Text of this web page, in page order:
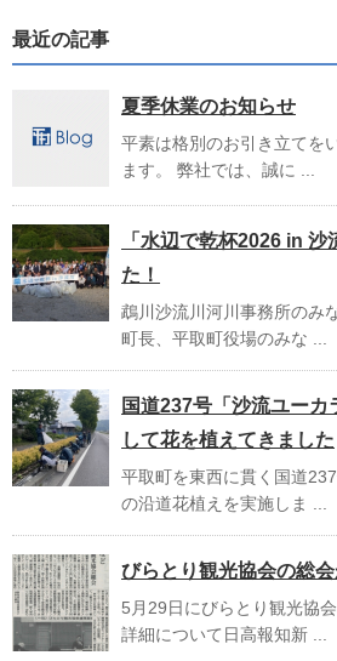
最近の記事
夏季休業のお知らせ
平素は格別のお引き立てを
ます。 弊社では、誠に ...
「水辺で乾杯2026 in
た！
鵡川沙流川河川事務所のみ
町長、平取町役場のみな ...
国道237号「沙流ユーカ
して花を植えてきました
平取町を東西に貫く国道
の沿道花植えを実施しま ...
びらとり観光協会の総
5月29日にびらとり観光協
詳細について日高報知新 ...